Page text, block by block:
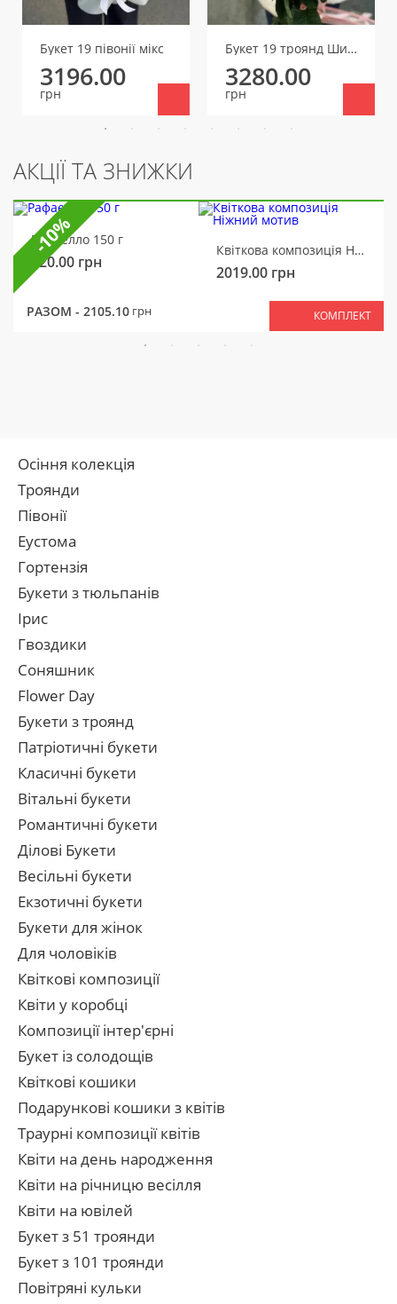
Букет 19 півонії мікс
3196.00
грн
Букет 19 троянд Шиммер
3280.00
грн
АКЦІЇ ТА ЗНИЖКИ
Рафаелло 150 г
320.00 грн
Квіткова композиція Ніжний мотив
2019.00 грн
РАЗОМ - 2105.10 грн КОМПЛЕКТ
-10%
Осіння колекція
Троянди
Півонії
Еустома
Гортензія
Букети з тюльпанів
Ірис
Гвоздики
Соняшник
Flower Day
Букети з троянд
Патріотичні букети
Класичні букети
Вітальні букети
Романтичні букети
Ділові Букети
Весільні букети
Екзотичні букети
Букети для жінок
Для чоловіків
Квіткові композиції
Квіти у коробці
Композиції інтер'єрні
Букет із солодощів
Квіткові кошики
Подарункові кошики з квітів
Траурні композиції квітів
Квіти на день народження
Квіти на річницю весілля
Квіти на ювілей
Букет з 51 троянди
Букет з 101 троянди
Повітряні кульки